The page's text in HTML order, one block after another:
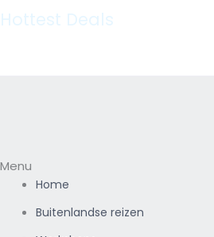
Hottest Deals
Menu
Home
Buitenlandse reizen